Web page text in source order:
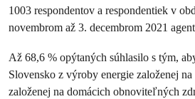
1003 respondentov a respondentiek v
novembrom až 3. decembrom 2021
Až 68,6 % opýtaných súhlasilo s tým,
Slovensko z výroby energie založenej
založenej na domácich obnoviteľných